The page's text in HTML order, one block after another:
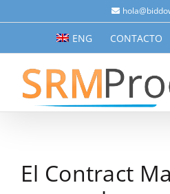
al
ENG CONTACTO
El Contract